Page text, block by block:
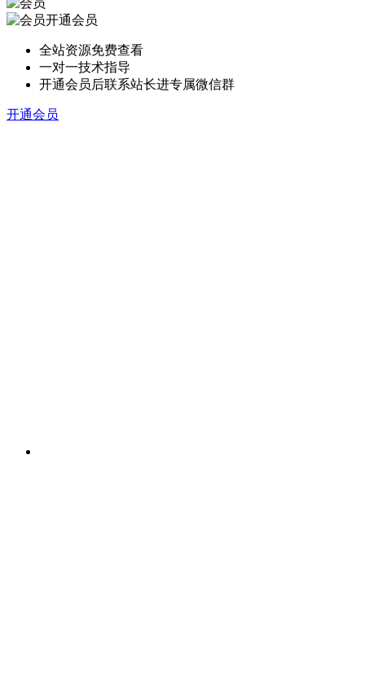
开通会员
全站资源免费查看
一对一技术指导
开通会员后联系站长进专属微信群
开通会员